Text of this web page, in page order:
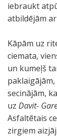
iebraukt
atbildējām
Kāpām uz
ciemata,
un kumeļš
secinājām,
uz Davit-
Asfaltētais
zirgiem